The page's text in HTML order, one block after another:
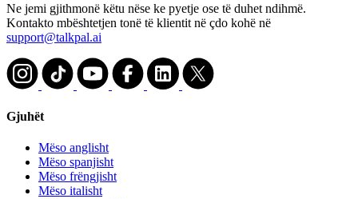
Ne jemi gjithmonë këtu nëse ke pyetje ose të duhet ndihmë.
Kontakto mbështetjen tonë të klientit në çdo kohë në
support@talkpal.ai
Gjuhët
Mëso anglisht
Mëso spanjisht
Mëso frëngjisht
Mëso italisht